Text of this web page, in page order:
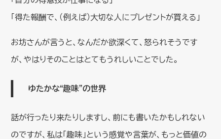
「得た報酬で、（例えば）大切な人にプレゼントが買える」
お坊さんが言うと、なんだか欲深くて、怒られそうです
が、やはりそのことはとてもうれしいことでした。
ゆたかな“趣味”の世界
話が行ったり来たりしますし、前にも書いたかもしれない
のですが、私は「趣味」という感覚や言葉が、もっと価値の